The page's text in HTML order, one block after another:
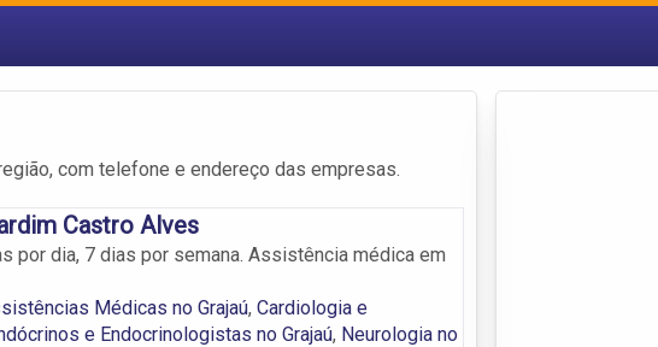
com telefone e endereço das empresas.
Castro Alves
por dia, 7 dias por semana. Assistência médica em
Médicas no Grajaú, Cardiologia e
e Endocrinologistas no Grajaú, Neurologia no